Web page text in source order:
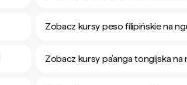
Zobacz kursy peso filipińskie na
Zobacz kursy pa’anga tongijska